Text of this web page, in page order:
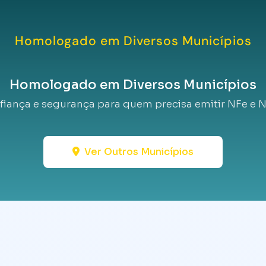
Homologado em Diversos Municípios
Homologado em Diversos Municípios
e segurança para quem precisa emitir NFe e
Ver Outros Municípios